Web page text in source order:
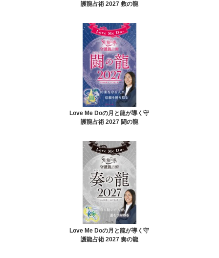
護龍占術 2027 救の龍
Love Me Doの月と龍が導く守
護龍占術 2027 闘の龍
Love Me Doの月と龍が導く守
護龍占術 2027 奏の龍